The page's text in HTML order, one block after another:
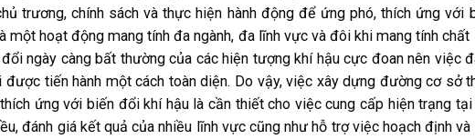
trương, chính sách và thực hiện hành động để ứng phó, thích ứng với
một hoạt động mang tính đa ngành, đa lĩnh vực và đôi khi mang tính chất
ngày càng bất thường của các hiện tượng khí hậu cực đoan nên việc
tiến hành một cách toàn diện. Do vậy, việc xây dựng đường cơ sở
ứng với biến đổi khí hậu là cần thiết cho việc cung cấp hiện trạng
đánh giá kết quả của nhiều lĩnh vực cũng như hỗ trợ việc hoạch định và